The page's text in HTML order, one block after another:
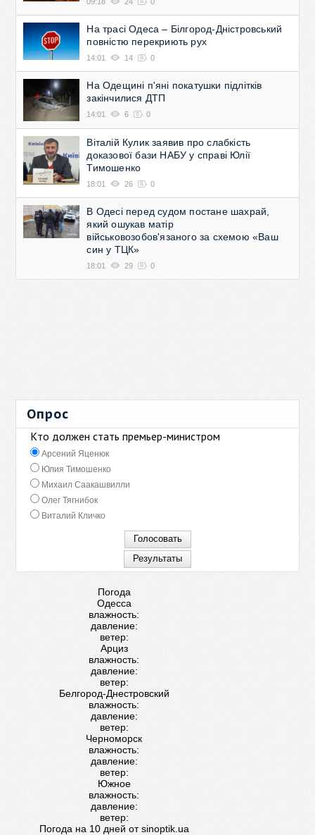
На трасі Одеса – Білгород-Дністровський
повністю перекриють рух
14:01 14 0
На Одещині п'яні покатушки підлітків
закінчилися ДТП
14:01 6 0
Віталій Кулик заявив про слабкість
доказової бази НАБУ у справі Юлії
Тимошенко
18:01 26 0
В Одесі перед судом постане шахрай,
який ошукав матір
військовозобов'язаного за схемою «Ваш
син у ТЦК»
18:01 29 0
Опрос
Кто должен стать премьер-министром
Арсений Яценюк
Юлия Тимошенко
Михаил Саакашвилли
Олег Тягнибок
Виталий Кличко
Погода
Одесса
влажность:
давление:
ветер:
Арциз
влажность:
давление:
ветер:
Белгород-Днестровский
влажность:
давление:
ветер:
Черноморск
влажность:
давление:
ветер:
Южное
влажность:
давление:
ветер:
Погода на 10 дней отsinoptik.ua